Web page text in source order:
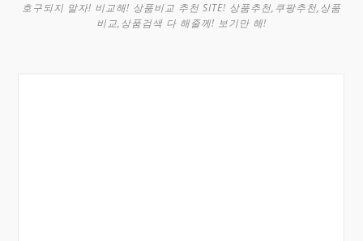
호구되지 말자! 비교해! 상품비교 추천 SITE! 상품추천,쿠팡추천,상품
비교,상품검색 다 해줄께! 보기만 해!